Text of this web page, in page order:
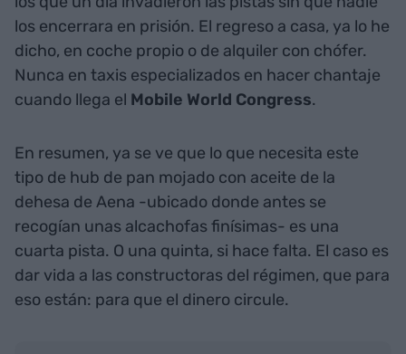
los encerrara en prisión. El regreso a casa, ya lo he
dicho, en coche propio o de alquiler con chófer.
Nunca en taxis especializados en hacer chantaje
cuando llega el Mobile World Congress.
En resumen, ya se ve que lo que necesita este
tipo de hub de pan mojado con aceite de la
dehesa de Aena -ubicado donde antes se
recogían unas alcachofas finísimas- es una
cuarta pista. O una quinta, si hace falta. El caso es
dar vida a las constructoras del régimen, que para
eso están: para que el dinero circule.